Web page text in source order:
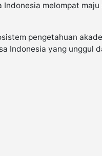
melompat maju
pengetahuan
Indonesia yang unggul